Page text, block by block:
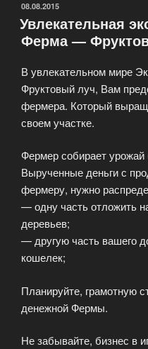
ОПУБЛИКОВАНО
08.08.2015
Увлекательная
Ферма —
В увлекательном мире
Фруктовый луч, Вам
фермера. Который
своем участке.
Фермер собирает урожай
Вырученные деньги с
фермеру, нужно
— одну часть отложить
деревьев;
— другую часть вашего
кошелек;
Планируйте, грамотную
денежной Фермы.
Не забывайте, бизнес в